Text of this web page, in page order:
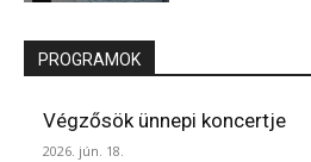
PROGRAMOK
Végzősök ünnepi koncertje
2026. jún. 18.